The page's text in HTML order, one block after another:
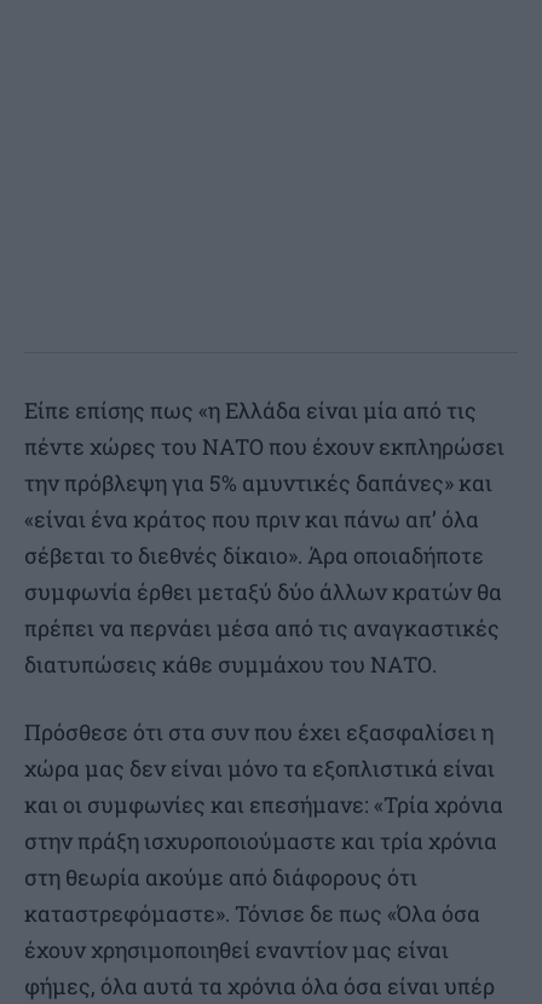
Είπε επίσης πως «η Ελλάδα είναι μία από τις
πέντε χώρες του ΝΑΤΟ που έχουν εκπληρώσει
την πρόβλεψη για 5% αμυντικές δαπάνες» και
«είναι ένα κράτος που πριν και πάνω απ’ όλα
σέβεται το διεθνές δίκαιο». Άρα οποιαδήποτε
συμφωνία έρθει μεταξύ δύο άλλων κρατών θα
πρέπει να περνάει μέσα από τις αναγκαστικές
διατυπώσεις κάθε συμμάχου του ΝΑΤΟ.
Πρόσθεσε ότι στα συν που έχει εξασφαλίσει η
χώρα μας δεν είναι μόνο τα εξοπλιστικά είναι
και οι συμφωνίες και επεσήμανε: «Τρία χρόνια
στην πράξη ισχυροποιούμαστε και τρία χρόνια
στη θεωρία ακούμε από διάφορους ότι
καταστρεφόμαστε». Τόνισε δε πως «Όλα όσα
έχουν χρησιμοποιηθεί εναντίον μας είναι
φήμες, όλα αυτά τα χρόνια όλα όσα είναι υπέρ